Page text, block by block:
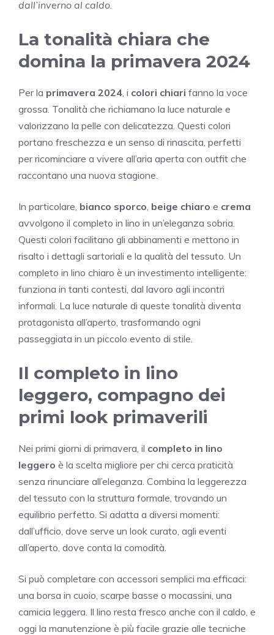
dall’inverno al caldo.
La tonalità chiara che
domina la primavera 2024
Per la primavera 2024 , i colori chiari fanno la voce
grossa. Tonalità che richiamano la luce naturale e
valorizzano la pelle con delicatezza. Questi colori
portano freschezza e un senso di rinascita, perfetti
per ricominciare a vivere all’aria aperta con outfit che
raccontano una nuova stagione.
In particolare, bianco sporco beige chiaro e crema
avvolgono il completo in lino in un’eleganza sobria.
Questi colori facilitano gli abbinamenti e mettono in
risalto i dettagli sartoriali e la qualità del tessuto. Un
completo in lino chiaro è un investimento intelligente:
funziona in tanti contesti, dal lavoro agli incontri
informali. La luce naturale di queste tonalità diventa
protagonista all’aperto, trasformando ogni
passeggiata in un piccolo evento di stile.
Il completo in lino
leggero, compagno dei
primi look primaverili
Nei primi giorni di primavera, il completo in lino
leggero è la scelta migliore per chi cerca praticità
senza rinunciare all’eleganza. Combina la leggerezza
del tessuto con la struttura formale, trovando un
equilibrio perfetto. Si adatta a diversi momenti:
dall’ufficio, dove serve un look curato, agli eventi
all’aperto, dove conta la comodità.
Si può completare con accessori semplici ma efficaci:
una borsa in cuoio, scarpe basse o mocassini, una
camicia leggera. Il lino resta fresco anche con il caldo, e
oggi la manutenzione è più facile grazie alle tecniche